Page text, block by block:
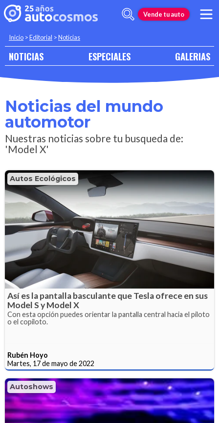
Vende tu auto
Inicio >Editorial >Noticias
NOTICIAS ESPECIALES GALERIAS
Noticias del mundo
automotor
Nuestras noticias sobre tu busqueda de:
'Model X'
Autos Ecológicos
Así es la pantalla basculante que Tesla ofrece en sus
Model S y Model X
Con esta opción puedes orientar la pantalla central hacia el piloto
o el copiloto.
Rubén Hoyo
Martes, 17 de mayo de 2022
Autoshows